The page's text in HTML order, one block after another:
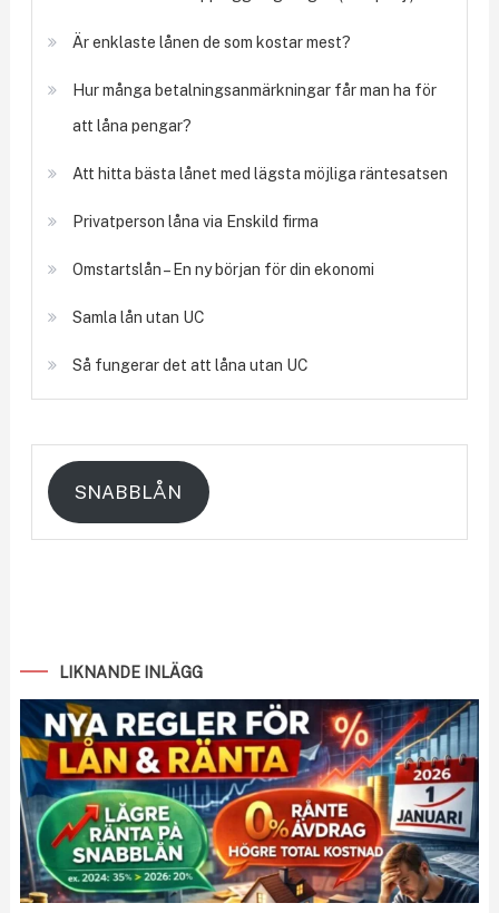
Är enklaste lånen de som kostar mest?
Hur många betalningsanmärkningar får man ha för
att låna pengar?
Att hitta bästa lånet med lägsta möjliga räntesatsen
Privatperson låna via Enskild firma
Omstartslån – En ny början för din ekonomi
Samla lån utan UC
Så fungerar det att låna utan UC
SNABBLÅN
LIKNANDE INLÄGG